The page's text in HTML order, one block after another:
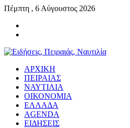
Πέμπτη , 6 Αύγουστος 2026
ΑΡΧΙΚΗ
ΠΕΙΡΑΙΑΣ
ΝΑΥΤΙΛΙΑ
ΟΙΚΟΝΟΜΙΑ
ΕΛΛΑΔΑ
AGENDA
ΕΙΔΗΣΕΙΣ